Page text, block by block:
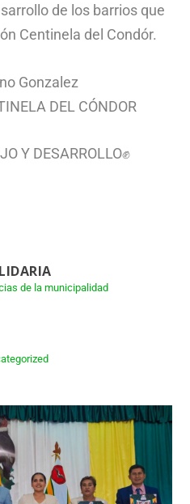
de los barrios que
Centinela del Condór.
Gonzalez
DEL CÓNDOR
Y DESARROLLO✊
de la municipalidad